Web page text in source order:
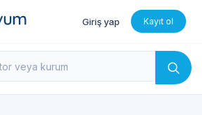
Hekimi Bul, Yorumları İncele
Giriş yap Kayıt ol